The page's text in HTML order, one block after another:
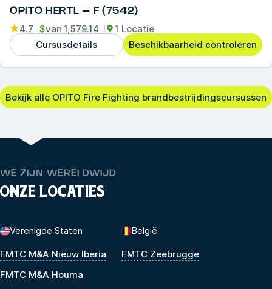
OPITO HERTL – F (7542)
4.7 $van 1,579.14
1 Locatie
Cursusdetails
Beschikbaarheid controleren
Bekijk alle OPITO Fire Fighting brandbestrijdingscursussen
WE ZIJN WERELDWIJD
ONZE LOCATIES
Verenigde Staten
FMTC M&A Nieuw Iberia
FMTC M&A Houma
België
FMTC Zeebrugge